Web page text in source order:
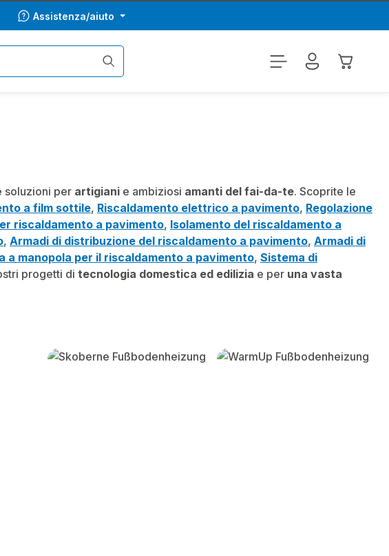
Assistenza/aiuto
Il
soluzioni per artigiani e ambiziosi amanti del fai-da-te. Scoprite le
a film sottile, Riscaldamento elettrico a pavimento, Regolazione
riscaldamento a pavimento, Isolamento del riscaldamento a
, Armadi di distribuzione del riscaldamento a pavimento, Armadi di
a manopola per il riscaldamento a pavimento, Sistema di
progetti di tecnologia domestica ed edilizia e per una vasta